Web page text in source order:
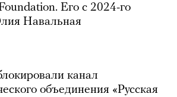
Его с 2024-го
Навальная
канал
объединения «Русская